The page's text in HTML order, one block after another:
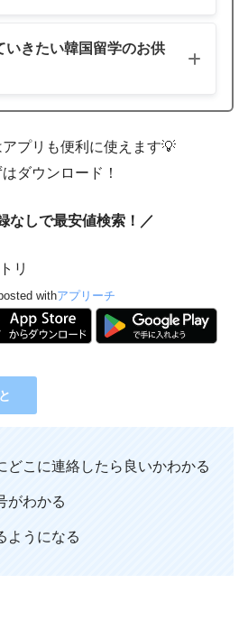
地の学校などへ支払いをしたい
低コストで送金
定キャンペーン中
トをゲット！
いきたい韓国留学のお供
備はお早めに！
学の必需品を見る
プリも便利に使えます💡
はダウンロード！
なしで最安値検索！／
リ
withアプリーチ
どこに連絡したら良いかわかる
がわかる
ようになる